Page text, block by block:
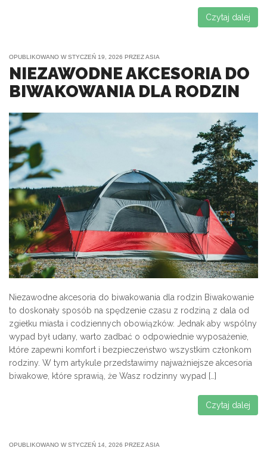
Czytaj dalej
OPUBLIKOWANO WSTYCZEŃ 19, 2026 PRZEZASIA
NIEZAWODNE AKCESORIA DO
BIWAKOWANIA DLA RODZIN
Niezawodne akcesoria do biwakowania dla rodzin Biwakowanie
to doskonały sposób na spędzenie czasu z rodziną z dala od
zgiełku miasta i codziennych obowiązków. Jednak aby wspólny
wypad był udany, warto zadbać o odpowiednie wyposażenie,
które zapewni komfort i bezpieczeństwo wszystkim członkom
rodziny. W tym artykule przedstawimy najważniejsze akcesoria
biwakowe, które sprawią, że Wasz rodzinny wypad […]
Czytaj dalej
OPUBLIKOWANO WSTYCZEŃ 14, 2026 PRZEZASIA